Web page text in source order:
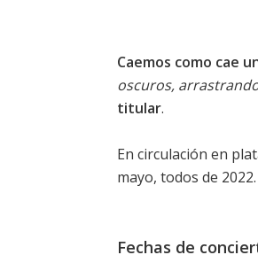
Caemos como cae
oscuros,
titular.
En circulación en
mayo, todos de 2022.
Fechas de